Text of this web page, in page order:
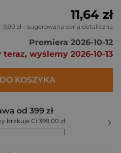
11,64 zł
9,90 zł - sugerowana cena detaliczna
Premiera 2026-10-12
wyślemy 2026-10-13
KOSZYKA
od 399 zł
brakuje Ci 399,00 zł